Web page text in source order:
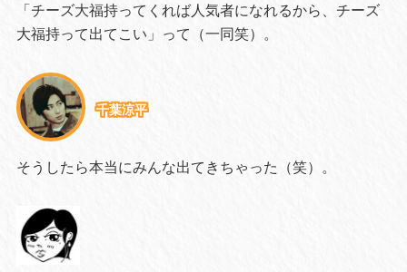
「チーズ大福持ってくれば人気者になれるから、チーズ
大福持って出てこい」って（一同笑）。
千葉涼平
そうしたら本当にみんな出てきちゃった（笑）。